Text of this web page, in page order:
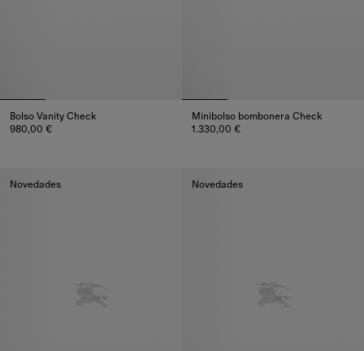
Bolso Vanity Check
980,00 €
Minibolso bombonera Check
1.330,00 €
Novedades Novedades